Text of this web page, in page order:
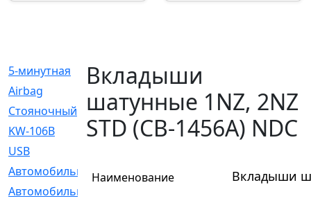
5-минутная
[1]
Airbag
[18]
Cтояночный
[1]
KW-106B
[0]
USB
Автомобильное
[6]
Автомобильный
Вкладыши
шатунные 1NZ, 2NZ
STD (CB-1456A) NDC
Наименование Вкладыши